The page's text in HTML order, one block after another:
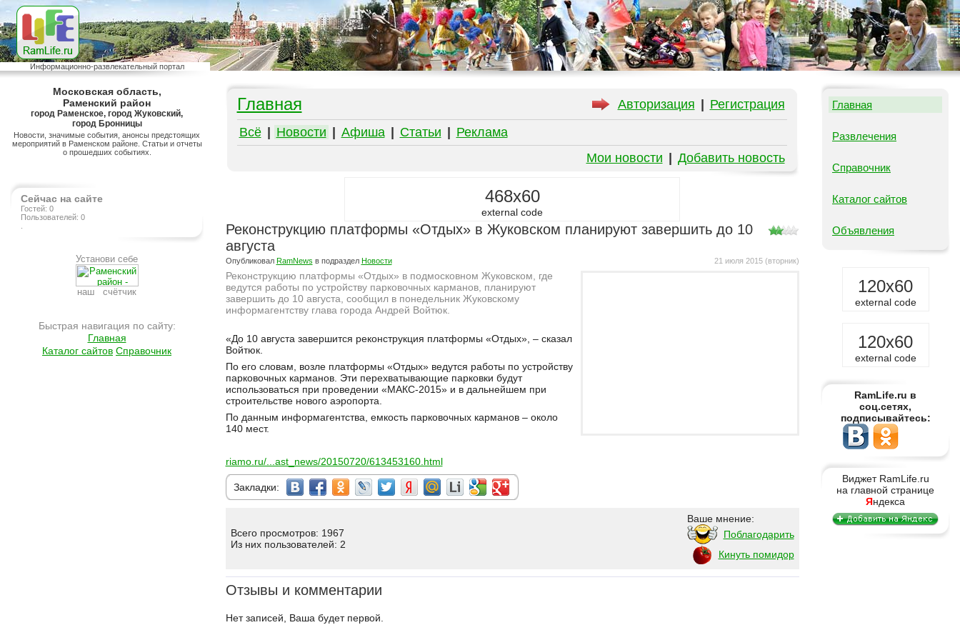
Информационно-развлекательный портал
Московская область,
Раменский район
город Раменское, город Жуковский,
город Бронницы
Новости, значимые события, анонсы предстоящих
мероприятий в Раменском районе. Статьи и отчеты
о прошедших событиях.
Сейчас на сайте
Гостей: 0
Пользователей: 0
Установи себе
наш счётчик
Быстрая навигация по сайту:
Главная
Каталог сайтов Справочник
Авторизация Регистрация
Главная
Всё Новости Афиша Статьи
Реклама
Мои новости
Добавить новость
468x60
external code
Реконструкцию платформы «Отдых» в Жуковском планируют завершить до 10
августа
21 июля 2015 (вторник)
Опубликовал RamNews в подраздел Новости
Реконструкцию платформы «Отдых» в подмосковном Жуковском, где
ведутся работы по устройству парковочных карманов, планируют
завершить до 10 августа, сообщил в понедельник Жуковскому
информагентству глава города Андрей Войтюк.
«До 10 августа завершится реконструкция платформы «Отдых», – сказал
Войтюк.
По его словам, возле платформы «Отдых» ведутся работы по устройству
парковочных карманов. Эти перехватывающие парковки будут
использоваться при проведении «МАКС-2015» и в дальнейшем при
строительстве нового аэропорта.
По данным информагентства, емкость парковочных карманов – около
140 мест.
riamo.ru/...ast_news/20150720/613453160.html
Закладки:
Всего просмотров: 1967
Из них пользователей: 2
Ваше мнение:
Поблагодарить
Кинуть помидор
Отзывы и комментарии
Нет записей, Ваша будет первой.
Главная
Развлечения
Справочник
Каталог сайтов
Объявления
120x60
external code
120x60
external code
RamLife.ru в
соц.сетях,
подписывайтесь:
Виджет RamLife.ru
на главной странице
Яндекса